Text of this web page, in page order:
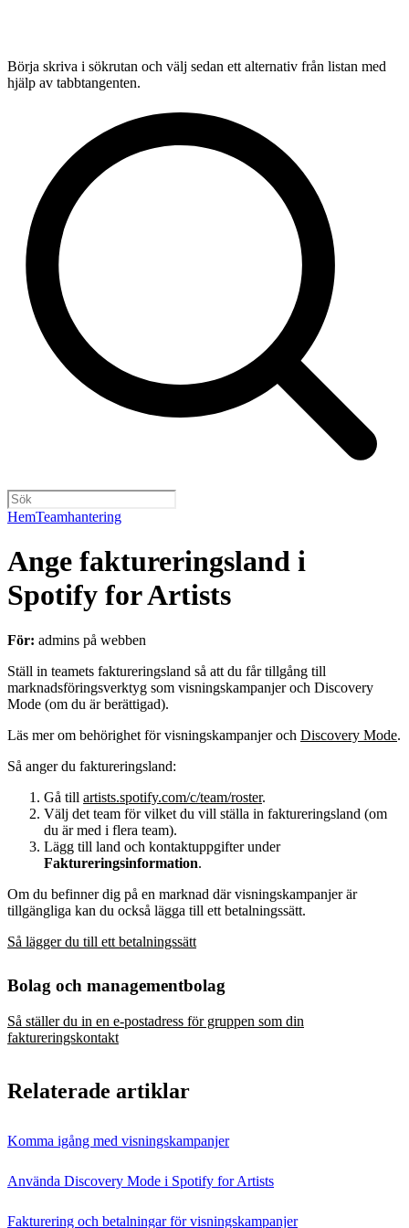
Börja skriva i sökrutan och välj sedan ett alternativ från listan med
hjälp av tabbtangenten.
HemTeamhantering
Ange faktureringsland i
Spotify for Artists
För: admins på webben
Ställ in teamets faktureringsland så att du får tillgång till
marknadsföringsverktyg som visningskampanjer och Discovery
Mode (om du är berättigad).
Läs mer om behörighet för visningskampanjer och Discovery Mode.
Så anger du faktureringsland:
Gå till artists.spotify.com/c/team/roster.
Välj det team för vilket du vill ställa in faktureringsland (om
du är med i flera team).
Lägg till land och kontaktuppgifter under
Faktureringsinformation.
Om du befinner dig på en marknad där visningskampanjer är
tillgängliga kan du också lägga till ett betalningssätt.
Så lägger du till ett betalningssätt
Bolag och managementbolag
Så ställer du in en e‑postadress för gruppen som din
faktureringskontakt
Relaterade artiklar
Komma igång med visningskampanjer
Använda Discovery Mode i Spotify for Artists
Fakturering och betalningar för visningskampanjer